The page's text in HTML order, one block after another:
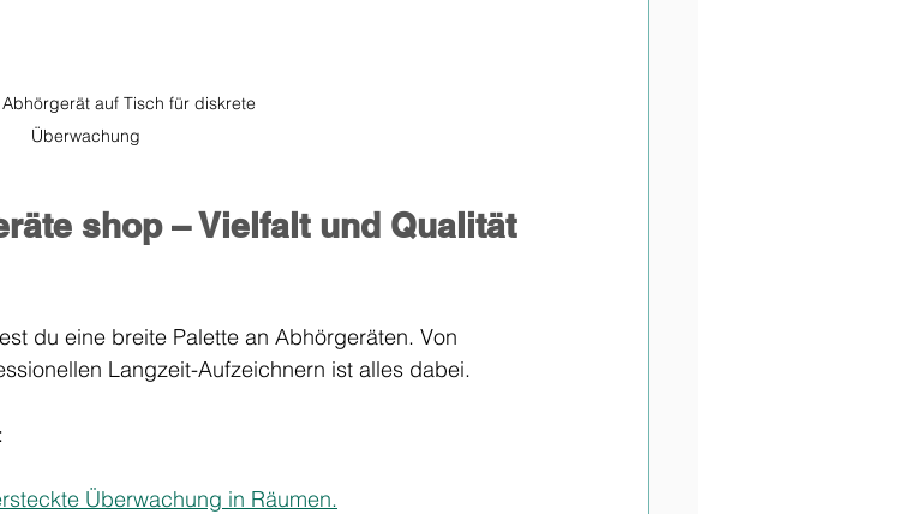
auf Tisch für diskrete
Überwachung
shop – Vielfalt und Qualität
du eine breite Palette an Abhörgeräten. Von
Langzeit-Aufzeichnern ist alles dabei.
Überwachung in Räumen.